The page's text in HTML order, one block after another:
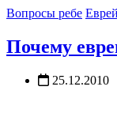
Вопросы ребе
Почему
25.12.2010